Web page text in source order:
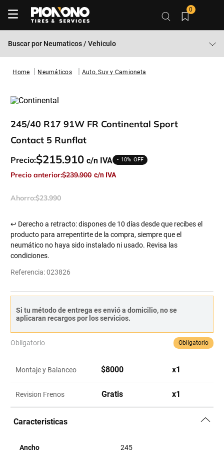
0
Buscar por Neumaticos / Vehiculo
Neumáticos Auto, Suv y Camioneta
245/40 R17 91W FR Continental Sport
Contact 5 Runflat
Precio:$215.910 10%
Precio anterior:$239.900
Ahorro:$23.990
↩ Derecho a retracto: dispones de 10 días desde que recibes el
producto para arrepentirte de la compra, siempre que el
neumático no haya sido instalado ni usado. Revisa las
condiciones.
Referencia:023826
Si tu método de entrega es envió a domicilio, no se
aplicaran recargos por los servicios.
Obligatorio Obligatorio
Montaje y Balanceo $8000 x1
Revision Frenos Gratis x1
Caracteristicas
Ancho 245